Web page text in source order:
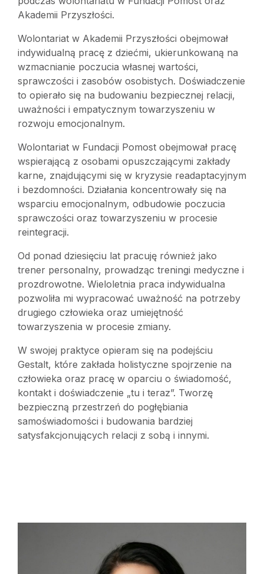
Akademii Przyszłości.
Wolontariat w Akademii Przyszłości obejmował
indywidualną pracę z dziećmi, ukierunkowaną na
wzmacnianie poczucia własnej wartości,
sprawczości i zasobów osobistych. Doświadczenie
to opierało się na budowaniu bezpiecznej relacji,
uważności i empatycznym towarzyszeniu w
rozwoju emocjonalnym.
Wolontariat w Fundacji Pomost obejmował pracę
wspierającą z osobami opuszczającymi zakłady
karne, znajdującymi się w kryzysie readaptacyjnym
i bezdomności. Działania koncentrowały się na
wsparciu emocjonalnym, odbudowie poczucia
sprawczości oraz towarzyszeniu w procesie
reintegracji.
Od ponad dziesięciu lat pracuję również jako
trener personalny, prowadząc treningi medyczne i
prozdrowotne. Wieloletnia praca indywidualna
pozwoliła mi wypracować uważność na potrzeby
drugiego człowieka oraz umiejętność
towarzyszenia w procesie zmiany.
W swojej praktyce opieram się na podejściu
Gestalt, które zakłada holistyczne spojrzenie na
człowieka oraz pracę w oparciu o świadomość,
kontakt i doświadczenie „tu i teraz”. Tworzę
bezpieczną przestrzeń do pogłębiania
samoświadomości i budowania bardziej
satysfakcjonujących relacji z sobą i innymi.